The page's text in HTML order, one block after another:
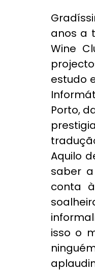
anos a
Wine
estudo
Porto,
Aquilo
saber
conta
isso o